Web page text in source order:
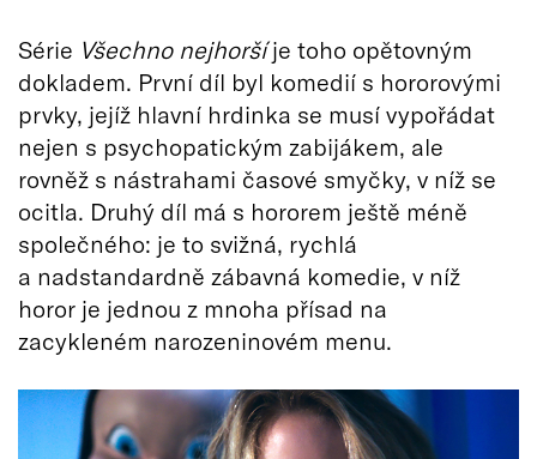
Série Všechno nejhoršíje toho opětovným
dokladem. První díl byl komedií s hororovými
prvky, jejíž hlavní hrdinka se musí vypořádat
nejen s psychopatickým zabijákem, ale
rovněž s nástrahami časové smyčky, v níž se
ocitla. Druhý díl má s hororem ještě méně
společného: je to svižná, rychlá
a nadstandardně zábavná komedie, v níž
horor je jednou z mnoha přísad na
zacykleném narozeninovém menu.